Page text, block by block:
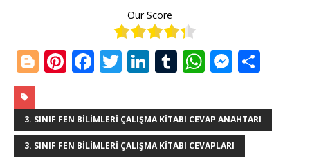
Our Score
Bl
o
g
g
e
Pi
n
te
r
e
F
a
c
e
b
T
w
it
te
r
Li
n
k
e
dI
T
u
m
bl
r
W
h
at
s
A
M
e
ss
e
n
ar
e
3. SINIF FEN BILIMLERI ÇALIŞMA KITABI CEVAP ANAHTARI
3. SINIF FEN BILIMLERI ÇALIŞMA KITABI CEVAPLARI